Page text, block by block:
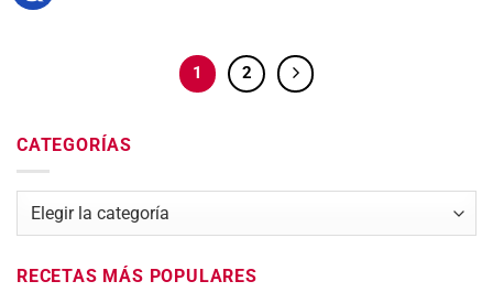
1 2
CATEGORÍAS
Categorías
RECETAS MÁS POPULARES